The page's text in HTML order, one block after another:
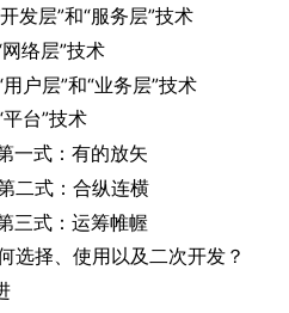
发层”和“服务层”技术
络层”技术
户层”和“业务层”技术
台”技术
一式：有的放矢
二式：合纵连横
三式：运筹帷幄
选择、使用以及二次开发？